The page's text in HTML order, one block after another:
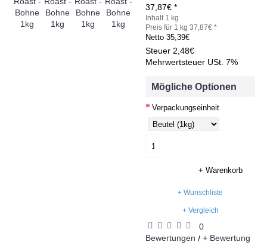
37,87€ *
Inhalt 1 kg
Preis für 1 kg 37,87€ *
Netto 35,39€
Steuer 2,48€
Mehrwertsteuer USt. 7%
Mögliche Optionen
Verpackungseinheit
+ Warenkorb
+ Wunschliste
+ Vergleich
0
Bewertungen / + Bewertung